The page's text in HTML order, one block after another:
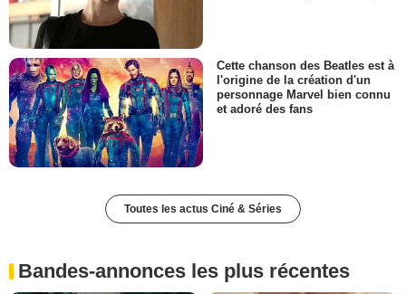
Cette chanson des Beatles est à
l'origine de la création d'un
personnage Marvel bien connu
et adoré des fans
Toutes les actus Ciné & Séries
Bandes-annonces les plus récentes